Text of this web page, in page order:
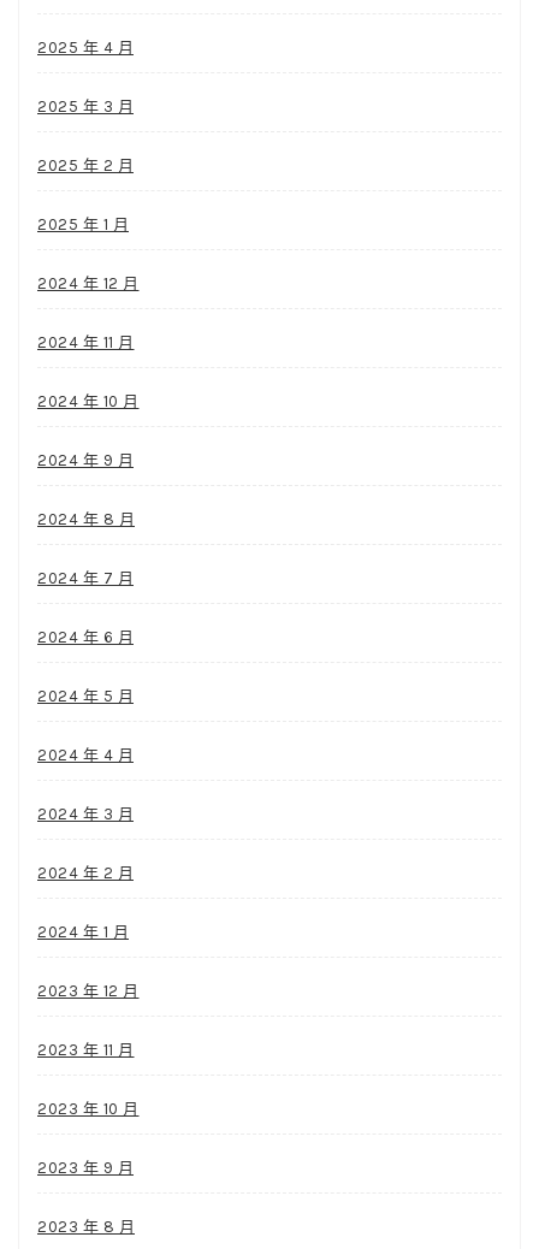
2025 年 4 月
2025 年 3 月
2025 年 2 月
2025 年 1 月
2024 年 12 月
2024 年 11 月
2024 年 10 月
2024 年 9 月
2024 年 8 月
2024 年 7 月
2024 年 6 月
2024 年 5 月
2024 年 4 月
2024 年 3 月
2024 年 2 月
2024 年 1 月
2023 年 12 月
2023 年 11 月
2023 年 10 月
2023 年 9 月
2023 年 8 月